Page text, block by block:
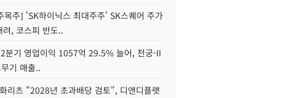
목주] 'SK하이닉스 최대주주' SK스퀘어 주가
, 코스피 반도..
분기 영업이익 1057억 29.5% 늘어, 천궁-II
기 매출..
리츠 "2028년 초과배당 검토", 디앤디플랫